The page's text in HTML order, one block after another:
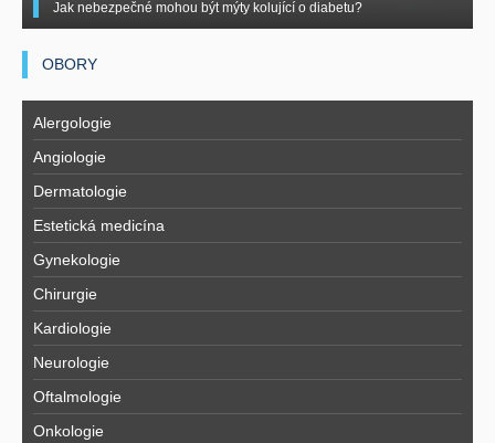
Jak nebezpečné mohou být mýty kolující o diabetu?
OBORY
Alergologie
Angiologie
Dermatologie
Estetická medicína
Gynekologie
Chirurgie
Kardiologie
Neurologie
Oftalmologie
Onkologie